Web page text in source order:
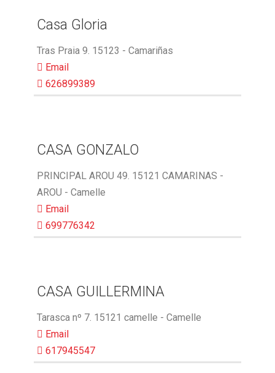
Casa Gloria
Tras Praia 9. 15123 - Camariñas
Email
626899389
CASA GONZALO
PRINCIPAL AROU 49. 15121 CAMARINAS -
AROU - Camelle
Email
699776342
CASA GUILLERMINA
Tarasca nº 7. 15121 camelle - Camelle
Email
617945547